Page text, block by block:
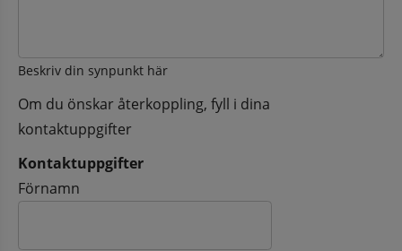
Beskriv din synpunkt här
Om du önskar återkoppling, fyll i dina
kontaktuppgifter
Kontaktuppgifter
Kontaktuppgifter
Förnamn